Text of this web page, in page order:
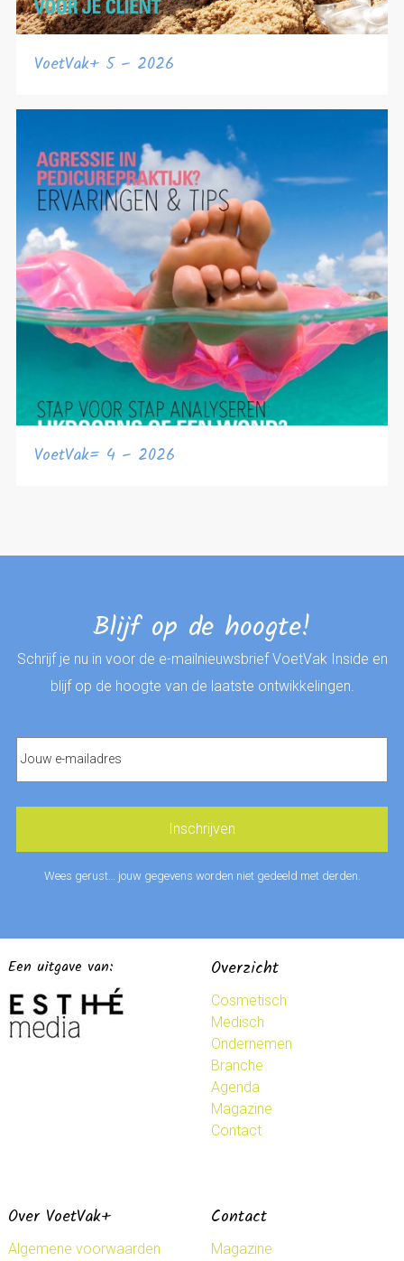
VoetVak+ 5 – 2026
VoetVak= 4 – 2026
Blijf op de hoogte!
Schrijf je nu in voor de e-mailnieuwsbrief VoetVak Inside en
blijf op de hoogte van de laatste ontwikkelingen.
Wees gerust… jouw gegevens worden niet gedeeld met derden.
Een uitgave van: Overzicht
Cosmetisch
Medisch
Ondernemen
Branche
Agenda
Magazine
Contact
Over VoetVak+
Algemene voorwaarden
Contact
Magazine